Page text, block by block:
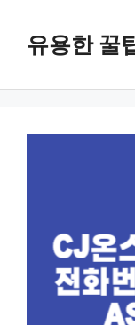
유용한 꿀